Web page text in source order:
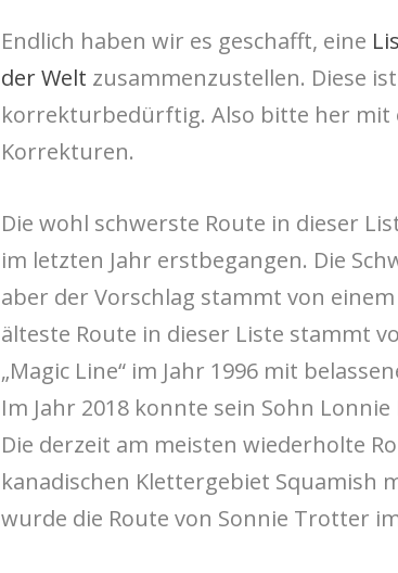
Endlich haben wir es geschafft, eine
der Welt zusammenzustellen. Diese
korrekturbedürftig. Also bitte her mit
Korrekturen.
Die wohl schwerste Route in dieser
im letzten Jahr erstbegangen. Die
aber der Vorschlag stammt von
älteste Route in dieser Liste stammt
„Magic Line“ im Jahr 1996 mit
Im Jahr 2018 konnte sein Sohn Lonnie
Die derzeit am meisten wiederholte
kanadischen Klettergebiet Squamish
wurde die Route von Sonnie Trotter